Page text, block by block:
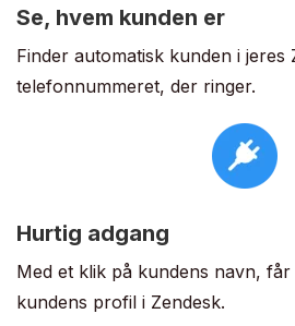
Se, hvem kunden er
Finder automatisk kunden i jeres
telefonnummeret, der ringer.
Hurtig adgang
Med et klik på kundens navn,
kundens profil i Zendesk.